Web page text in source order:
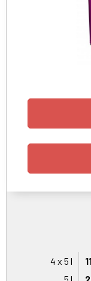
4 x 5 l
5 l